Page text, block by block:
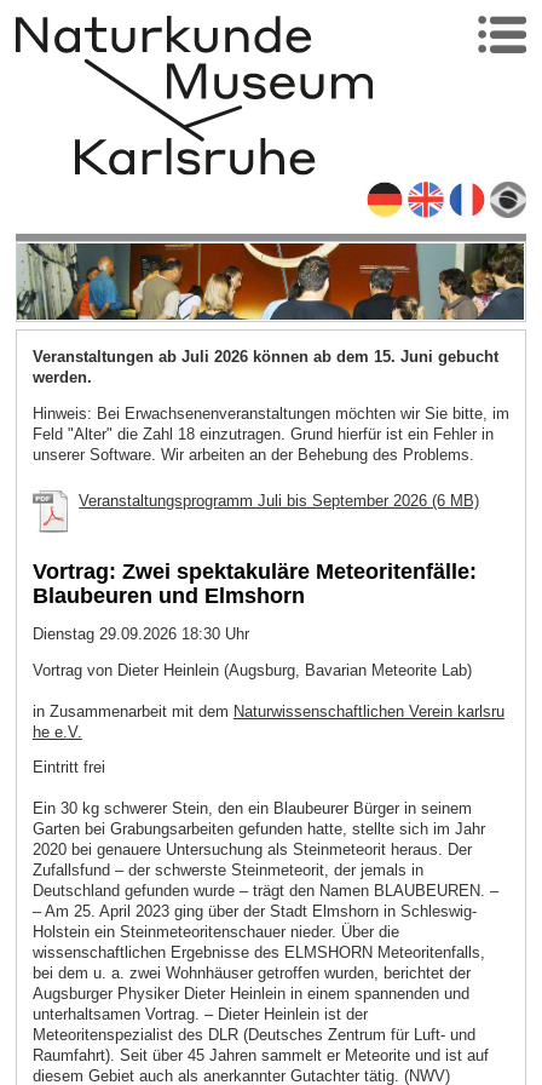
Veranstaltungen ab Juli 2026 können ab dem 15. Juni gebucht
werden.
Hinweis: Bei Erwachsenenveranstaltungen möchten wir Sie bitte, im
Feld "Alter" die Zahl 18 einzutragen. Grund hierfür ist ein Fehler in
unserer Software. Wir arbeiten an der Behebung des Problems.
Veranstaltungsprogramm Juli bis September 2026 (6 MB)
Vortrag: Zwei spektakuläre Meteoritenfälle:
Blaubeuren und Elmshorn
Dienstag 29.09.2026 18:30 Uhr
Vortrag von Dieter Heinlein (Augsburg, Bavarian Meteorite Lab)
in Zusammenarbeit mit dem Naturwissenschaftlichen Verein karlsru
he e.V.
Eintritt frei
Ein 30 kg schwerer Stein, den ein Blaubeurer Bürger in seinem
Garten bei Grabungsarbeiten gefunden hatte, stellte sich im Jahr
2020 bei genauere Untersuchung als Steinmeteorit heraus. Der
Zufallsfund – der schwerste Steinmeteorit, der jemals in
Deutschland gefunden wurde – trägt den Namen BLAUBEUREN. –
– Am 25. April 2023 ging über der Stadt Elmshorn in Schleswig-
Holstein ein Steinmeteoritenschauer nieder. Über die
wissenschaftlichen Ergebnisse des ELMSHORN Meteoritenfalls,
bei dem u. a. zwei Wohnhäuser getroffen wurden, berichtet der
Augsburger Physiker Dieter Heinlein in einem spannenden und
unterhaltsamen Vortrag. – Dieter Heinlein ist der
Meteoritenspezialist des DLR (Deutsches Zentrum für Luft- und
Raumfahrt). Seit über 45 Jahren sammelt er Meteorite und ist auf
diesem Gebiet auch als anerkannter Gutachter tätig. (NWV)